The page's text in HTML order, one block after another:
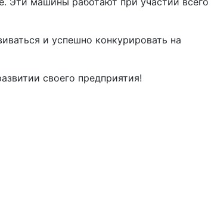
и успешно конкурировать на
своего предприятия!